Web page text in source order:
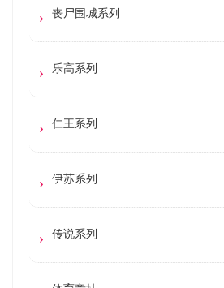
丧尸围城系列
乐高系列
仁王系列
伊苏系列
传说系列